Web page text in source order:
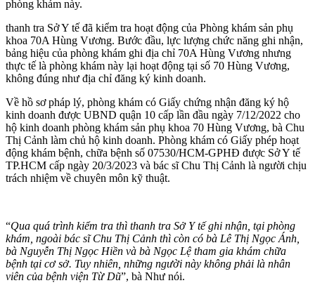
phòng khám này.
thanh tra Sở Y tế đã kiểm tra hoạt động của Phòng khám sản phụ
khoa 70A Hùng Vương. Bước đầu, lực lượng chức năng ghi nhận,
bảng hiệu của phòng khám ghi địa chỉ 70A Hùng Vương nhưng
thực tế là phòng khám này lại hoạt động tại số 70 Hùng Vương,
không đúng như địa chỉ đăng ký kinh doanh.
Về hồ sơ pháp lý, phòng khám có Giấy chứng nhận đăng ký hộ
kinh doanh được UBND quận 10 cấp lần đầu ngày 7/12/2022 cho
hộ kinh doanh phòng khám sản phụ khoa 70 Hùng Vương, bà Chu
Thị Cảnh làm chủ hộ kinh doanh. Phòng khám có Giấy phép hoạt
động khám bệnh, chữa bệnh số 07530/HCM-GPHĐ được Sở Y tế
TP.HCM cấp ngày 20/3/2023 và bác sĩ Chu Thị Cảnh là người chịu
trách nhiệm về chuyên môn kỹ thuật.
“Qua quá trình kiểm tra thì thanh tra Sở Y tế ghi nhận, tại phòng
khám, ngoài bác sĩ Chu Thị Cảnh thì còn có bà Lê Thị Ngọc Ánh,
bà Nguyễn Thị Ngọc Hiền và bà Ngọc Lệ tham gia khám chữa
bệnh tại cơ sở. Tuy nhiên, những người này không phải là nhân
viên của bệnh viện Từ Dũ”, bà Như nói.